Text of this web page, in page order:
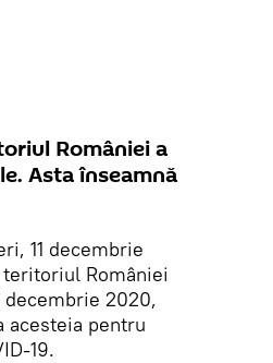
României a
Asta înseamnă
11 decembrie
României
decembrie 2020,
acesteia pentru
19.